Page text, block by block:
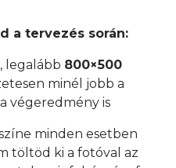
a tervezés során:
legalább 800×500
minél jobb a
végeredmény is
minden esetben
töltöd ki a fotóval az